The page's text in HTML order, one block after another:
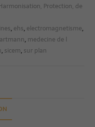
Protection, de
, ehs, electromagnetisme,
, medecine de l
, sicem, sur plan